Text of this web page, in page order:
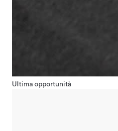
Ultima opportunità